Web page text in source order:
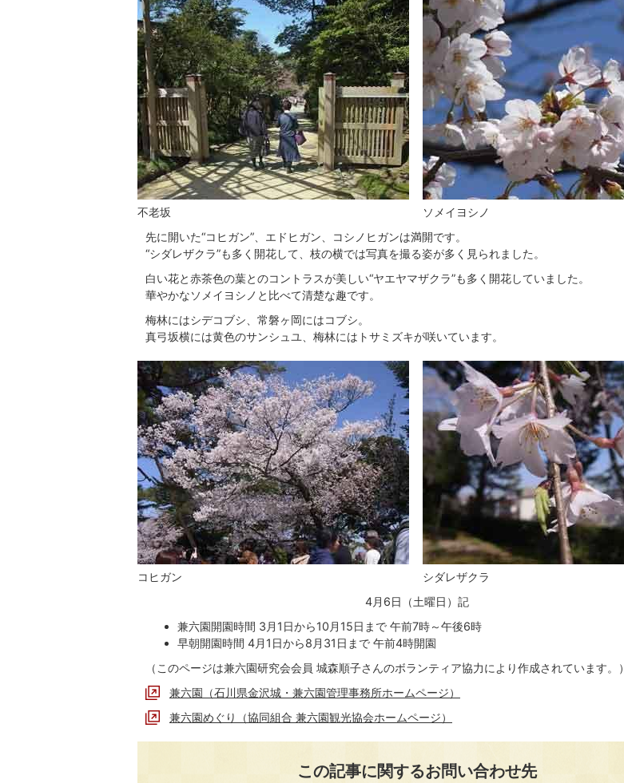
不老坂
ソメイヨシノ
先に開いた“コヒガン”、エドヒガン、コシノヒガンは満開です。
“シダレザクラ”も多く開花して、枝の横では写真を撮る姿が多く見られました。
白い花と赤茶色の葉とのコントラスが美しい“ヤエヤマザクラ”も多く開花していました。
華やかなソメイヨシノと比べて清楚な趣です。
梅林にはシデコブシ、常磐ヶ岡にはコブシ。
真弓坂横には黄色のサンシュユ、梅林にはトサミズキが咲いています。
コヒガン
シダレザクラ
4月6日（土曜日）記
兼六園開園時間 3月1日から10月15日まで 午前7時～午後6時
早朝開園時間 4月1日から8月31日まで 午前4時開園
（このページは兼六園研究会会員 城森順子さんのボランティア協力により作成されています。）
兼六園（石川県金沢城・兼六園管理事務所ホームページ）
兼六園めぐり（協同組合 兼六園観光協会ホームページ）
この記事に関するお問い合わせ先